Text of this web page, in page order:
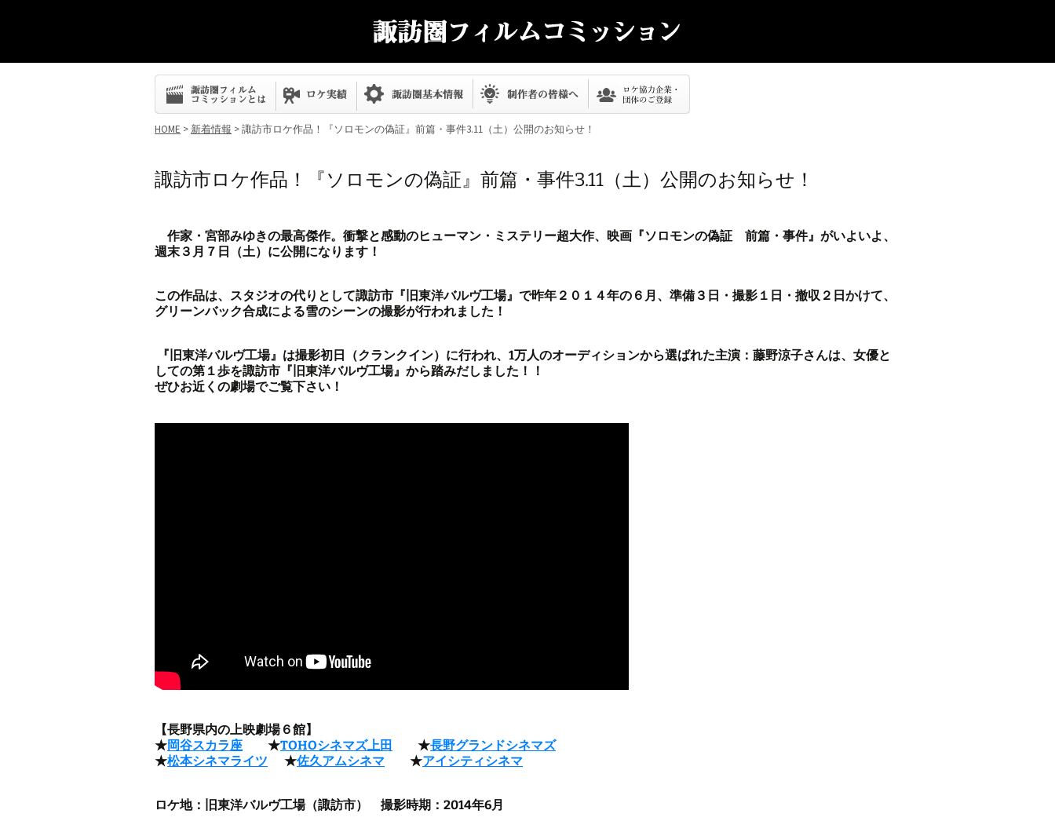
コ
テ
ン
ス
キ
HOME > 新着情報 > 諏訪市ロケ作品！『ソロモンの偽証』前篇・事件3.11（土）公開のお知らせ！
諏訪市ロケ作品！『ソロモンの偽証』前篇・事件3.11（土）公開のお知らせ！
作家・宮部みゆきの最高傑作。衝撃と感動のヒューマン・ミステリー超大作、映画『ソロモンの偽証 前篇・事件』がいよいよ、
週末３月７日（土）に公開になります！
この作品は、スタジオの代りとして諏訪市『旧東洋バルヴ工場』で昨年２０１４年の６月、準備３日・撮影１日・撤収２日かけて、
グリーンバック合成による雪のシーンの撮影が行われました！
『旧東洋バルヴ工場』は撮影初日（クランクイン）に行われ、1万人のオーディションから選ばれた主演：藤野涼子さんは、女優と
しての第１歩を諏訪市『旧東洋バルヴ工場』から踏みだしました！！
ぜひお近くの劇場でご覧下さい！
【長野県内の上映劇場６館】
★岡谷スカラ座 ★TOHOシネマズ上田 ★長野グランドシネマズ
★松本シネマライツ ★佐久アムシネマ ★アイシティシネマ
ロケ地：旧東洋バルヴ工場（諏訪市） 撮影時期：2014年6月